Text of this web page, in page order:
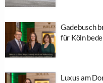
Gadebusch
für Köln
Luxus am